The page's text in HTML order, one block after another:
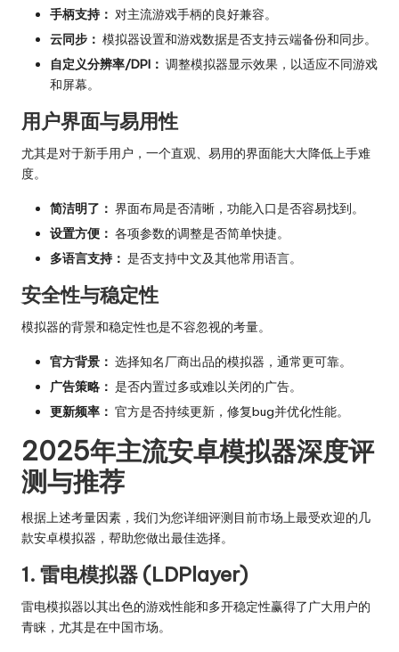
手柄支持： 对主流游戏手柄的良好兼容。
云同步： 模拟器设置和游戏数据是否支持云端备份和同步。
自定义分辨率/DPI： 调整模拟器显示效果，以适应不同游戏
和屏幕。
用户界面与易用性
尤其是对于新手用户，一个直观、易用的界面能大大降低上手难
度。
简洁明了： 界面布局是否清晰，功能入口是否容易找到。
设置方便： 各项参数的调整是否简单快捷。
多语言支持： 是否支持中文及其他常用语言。
安全性与稳定性
模拟器的背景和稳定性也是不容忽视的考量。
官方背景： 选择知名厂商出品的模拟器，通常更可靠。
广告策略： 是否内置过多或难以关闭的广告。
更新频率： 官方是否持续更新，修复bug并优化性能。
2025年主流安卓模拟器深度评
测与推荐
根据上述考量因素，我们为您详细评测目前市场上最受欢迎的几
款安卓模拟器，帮助您做出最佳选择。
1. 雷电模拟器 (LDPlayer)
雷电模拟器以其出色的游戏性能和多开稳定性赢得了广大用户的
青睐，尤其是在中国市场。